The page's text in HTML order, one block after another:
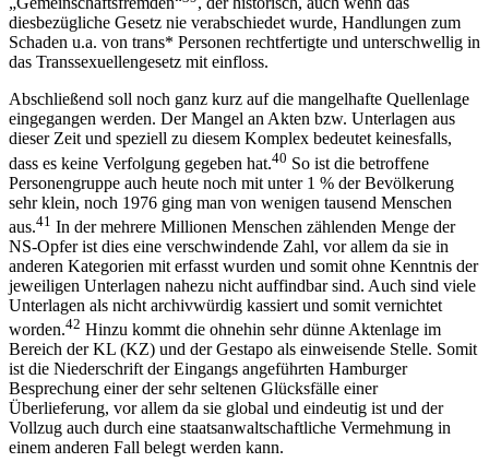
diesbezügliche Gesetz nie verabschiedet wurde, Handlungen zum
Schaden u.a. von trans* Personen rechtfertigte und unterschwellig in
das Transsexuellengesetz mit einfloss.
Abschließend soll noch ganz kurz auf die mangelhafte Quellenlage
eingegangen werden. Der Mangel an Akten bzw. Unterlagen aus
dieser Zeit und speziell zu diesem Komplex bedeutet keinesfalls,
dass es keine Verfolgung gegeben hat.40 So ist die betroffene
Personengruppe auch heute noch mit unter 1 % der Bevölkerung
sehr klein, noch 1976 ging man von wenigen tausend Menschen
aus.41 In der mehrere Millionen Menschen zählenden Menge der
NS-Opfer ist dies eine verschwindende Zahl, vor allem da sie in
anderen Kategorien mit erfasst wurden und somit ohne Kenntnis der
jeweiligen Unterlagen nahezu nicht auffindbar sind. Auch sind viele
Unterlagen als nicht archivwürdig kassiert und somit vernichtet
worden.42 Hinzu kommt die ohnehin sehr dünne Aktenlage im
Bereich der KL (KZ) und der Gestapo als einweisende Stelle. Somit
ist die Niederschrift der Eingangs angeführten Hamburger
Besprechung einer der sehr seltenen Glücksfälle einer
Überlieferung, vor allem da sie global und eindeutig ist und der
Vollzug auch durch eine staatsanwaltschaftliche Vermehmung in
einem anderen Fall belegt werden kann.